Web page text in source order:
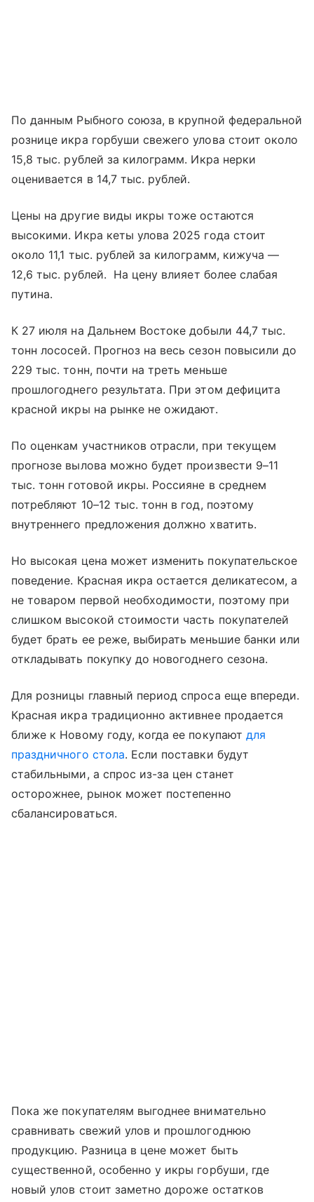
По данным Рыбного союза, в крупной федеральной
рознице икра горбуши свежего улова стоит около
15,8 тыс. рублей за килограмм. Икра нерки
оценивается в 14,7 тыс. рублей.
Цены на другие виды икры тоже остаются
высокими. Икра кеты улова 2025 года стоит
около 11,1 тыс. рублей за килограмм, кижуча —
12,6 тыс. рублей. На цену влияет более слабая
путина.
К 27 июля на Дальнем Востоке добыли 44,7 тыс.
тонн лососей. Прогноз на весь сезон повысили до
229 тыс. тонн, почти на треть меньше
прошлогоднего результата. При этом дефицита
красной икры на рынке не ожидают.
По оценкам участников отрасли, при текущем
прогнозе вылова можно будет произвести 9–11
тыс. тонн готовой икры. Россияне в среднем
потребляют 10–12 тыс. тонн в год, поэтому
внутреннего предложения должно хватить.
Но высокая цена может изменить покупательское
поведение. Красная икра остается деликатесом, а
не товаром первой необходимости, поэтому при
слишком высокой стоимости часть покупателей
будет брать ее реже, выбирать меньшие банки или
откладывать покупку до новогоднего сезона.
Для розницы главный период спроса еще впереди.
Красная икра традиционно активнее продается
ближе к Новому году, когда ее покупают для
праздничного стола. Если поставки будут
стабильными, а спрос из-за цен станет
осторожнее, рынок может постепенно
сбалансироваться.
Пока же покупателям выгоднее внимательно
сравнивать свежий улов и прошлогоднюю
продукцию. Разница в цене может быть
существенной, особенно у икры горбуши, где
новый улов стоит заметно дороже остатков